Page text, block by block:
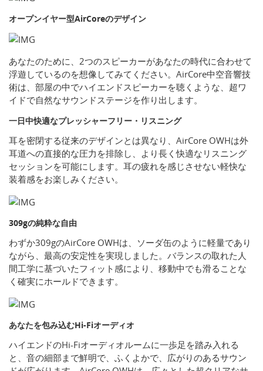
オープンイヤー型AirCoreのデザイン
あなたのために、2つのスピーカーがあなたの時代に合わせて
浮遊しているのを想像してみてください。AirCore中空音響技
術は、部屋の中でハイエンドスピーカーを聴くような、超ワ
イドで自然なサウンドステージを作り出します。
一日中快適なプレッシャーフリー・リスニング
耳を密閉する従来のデザインとは異なり、AirCore OWHは外
耳道への直接的な圧力を排除し、より長く快適なリスニング
セッションを可能にします。耳の疲れを感じさせない軽快な
装着感をお楽しみください。
309gの純粋な自由
わずか309gのAirCore OWHは、ソーダ缶のように軽量であり
ながら、最高の安定性を実現しました。バランスの取れた人
間工学に基づいたフィット感により、移動中でも滑ることな
く確実にホールドできます。
あなたを包み込むHi-Fiオーディオ
ハイエンドのHi-Fiオーディオルームに一歩足を踏み入れる
と、音の細部まで鮮明で、ふくよかで、広がりのあるサウン